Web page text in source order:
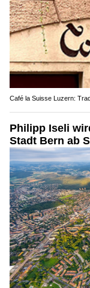
Café la Suisse Luzern:
Philipp Iseli
Stadt Bern ab